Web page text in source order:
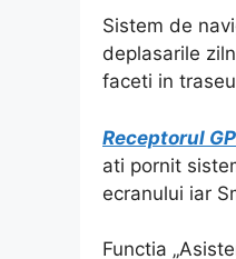
Sistem de
deplasarile
faceti in
Receptorul
ati pornit
ecranului iar
Functia